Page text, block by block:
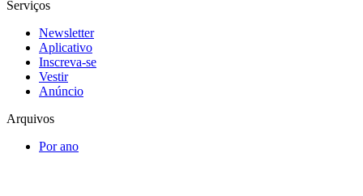
Serviços
Newsletter
Aplicativo
Inscreva-se
Vestir
Anúncio
Arquivos
Por ano